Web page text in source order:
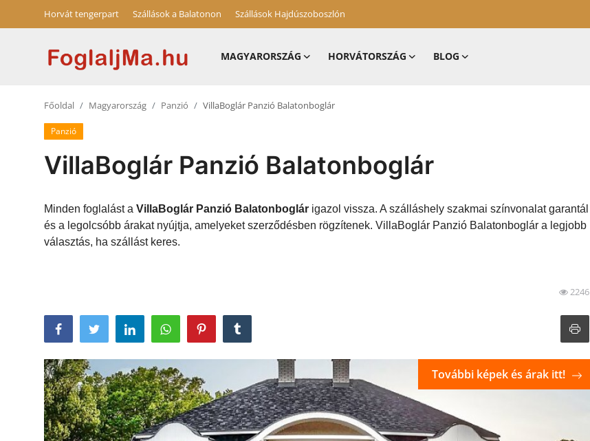
Horvát tengerpart Szállások a Balatonon Szállások Hajdúszoboszlón
MAGYARORSZÁG HORVÁTORSZÁG BLOG
Horvátország
Szállások Hajdúszoboszlón
Főoldal Magyarország Panzió VillaBoglár Panzió Balatonboglár
Panzió
VillaBoglár Panzió Balatonboglár
Minden foglalást a VillaBoglár Panzió Balatonboglár igazol vissza. A szálláshely szakmai színvonalat garantál
és a legolcsóbb árakat nyújtja, amelyeket szerződésben rögzítenek. VillaBoglár Panzió Balatonboglár a legjobb
választás, ha szállást keres.
2246
További képek és árak itt!